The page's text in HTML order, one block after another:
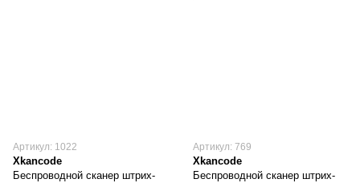
Артикул: 1022
Xkancode
Беспроводной сканер штрих-
Артикул: 769
Xkancode
Беспроводной сканер штрих-